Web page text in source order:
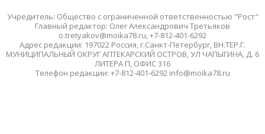
Учредитель: Общество с ограниченной ответственностью "Рост"
Главный редактор: Олег Александрович Третьяков
o.tretyakov@moika78.ru, +7-812-401-6292
Адрес редакции: 197022 Россия, г.Санкт-Петербург, ВН.ТЕР.Г.
МУНИЦИПАЛЬНЫЙ ОКРУГ АПТЕКАРСКИЙ ОСТРОВ, УЛ ЧАПЫГИНА, Д. 6
ЛИТЕРА П, ОФИС 316
Телефон редакции: +7-812-401-6292 info@moika78.ru